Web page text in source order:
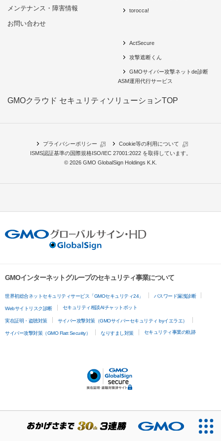
メンテナンス・障害情報
お問い合わせ
torocca!
ActSecure
攻撃遮断くん
GMOサイバー攻撃ネットde診断
ASM運用代行サービス
GMOクラウド セキュリティソリューションTOP
プライバシーポリシー
Cookie等の利用について
ISMS認証基準の国際規格ISO/IEC 27001:2022 を取得しています。
© 2026 GMO GlobalSign Holdings K.K.
GMOインターネットグループのセキュリティ事業について
世界初総合ネットセキュリティサービス「GMOセキュリティ24」 パスワード漏洩診断
Webサイトリスク診断 セキュリティ相談AIチャットボット
実在証明・盗聴対策 サイバー攻撃対策（GMOサイバーセキュリティ byイエラエ）
サイバー攻撃対策（GMO Flatt Security） なりすまし対策 セキュリティ事業の軌跡